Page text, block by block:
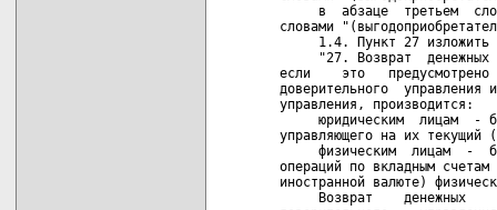
в  абзаце  третьем
словами
1.4. Пункт 27 изложить
"27. Возврат  денежных
если    это   предусмотрено
доверительного  управления
управления, производится:
юридическим  лицам  -
управляющего на их текущий
физическим  лицам  -
операций по вкладным
иностранной валюте)
Возврат    денежных